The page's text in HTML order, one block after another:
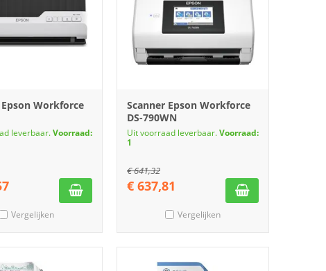
Workforce
leverbaar.Voorraad:
Vergelijken
Scanner Epson Workforce
DS-790WN
Uit voorraad leverbaar.Voorraad:
1
€641,32
€ 637,81
Vergelijken